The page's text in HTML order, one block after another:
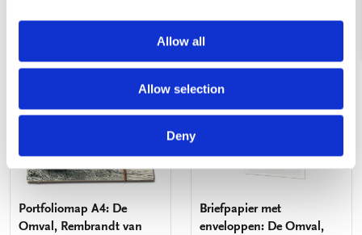
Allow all
Allow selection
Deny
Toevoegen
verlanglijst
Portfoliomap A4: De
Omval, Rembrandt van
Briefpapier met
enveloppen: De Omval,